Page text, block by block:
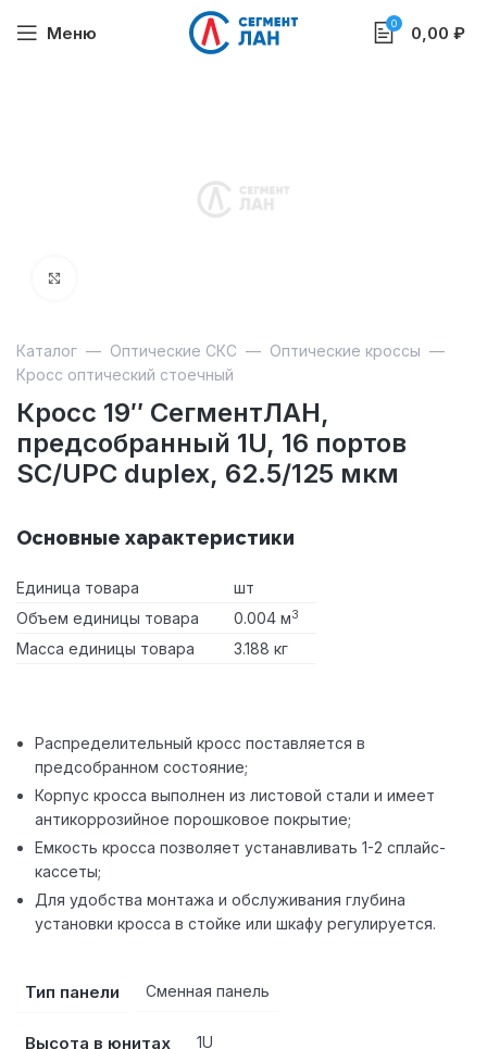
Меню 0 0,00 ₽
Каталог — Оптические СКС — Оптические кроссы —
Кросс оптический стоечный
Кросс 19″ СегментЛАН,
предсобранный 1U, 16 портов
SC/UPC duplex, 62.5/125 мкм
Основные характеристики
Единица товара
шт
Объем единицы товара
0.004 м3
Масса единицы товара 3.188 кг
Распределительный кросс поставляется в
предсобранном состояние;
Корпус кросса выполнен из листовой стали и имеет
антикоррозийное порошковое покрытие;
Емкость кросса позволяет устанавливать 1-2 сплайс-
кассеты;
Для удобства монтажа и обслуживания глубина
установки кросса в стойке или шкафу регулируется.
Тип панели Сменная панель
Высота в юнитах 1U